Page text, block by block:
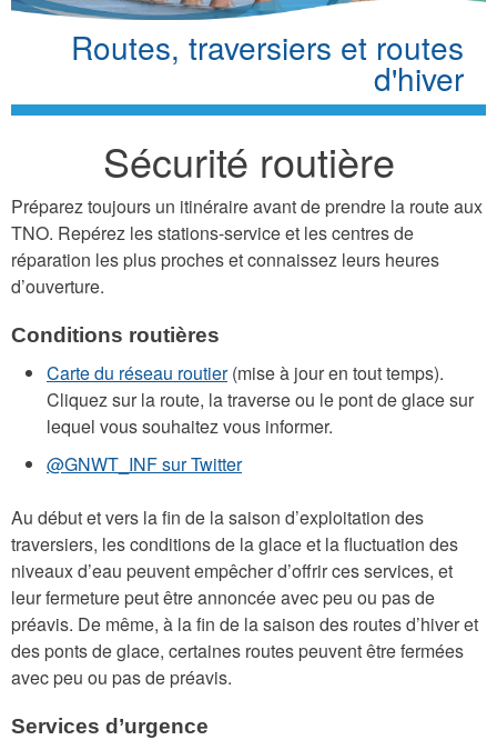
Routes, traversiers et routes
d'hiver
Sécurité routière
Préparez toujours un itinéraire avant de prendre la route aux
TNO. Repérez les stations-service et les centres de
réparation les plus proches et connaissez leurs heures
d’ouverture.
Conditions routières
Carte du réseau routier(mise à jour en tout temps).
Cliquez sur la route, la traverse ou le pont de glace sur
lequel vous souhaitez vous informer.
@GNWT_INF sur Twitter
Au début et vers la fin de la saison d’exploitation des
traversiers, les conditions de la glace et la fluctuation des
niveaux d’eau peuvent empêcher d’offrir ces services, et
leur fermeture peut être annoncée avec peu ou pas de
préavis. De même, à la fin de la saison des routes d’hiver et
des ponts de glace, certaines routes peuvent être fermées
avec peu ou pas de préavis.
Services d’urgence